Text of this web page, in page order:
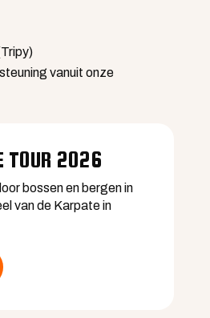
vanuit onze
Tour
TOUR 2026
bossen en bergen in
van de Karpate in